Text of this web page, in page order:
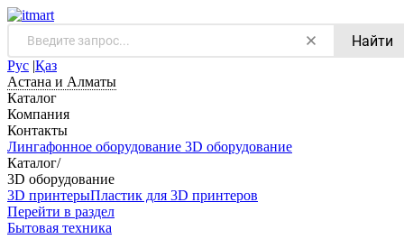
Найти
Рус |Қаз
Астана и Алматы
Каталог
Компания
Контакты
Лингафонное оборудование 3D оборудование
Каталог/
3D оборудование
3D принтерыПластик для 3D принтеров
Перейти в раздел
Бытовая техника